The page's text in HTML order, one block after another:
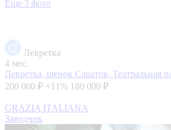
Еще 3 фото
Левретка
4 мес.
Левретка, щенок Саратов, Театральная
200 000 ₽ +11% 180 000 ₽
GRAZIA ITALIANA
Заводчик